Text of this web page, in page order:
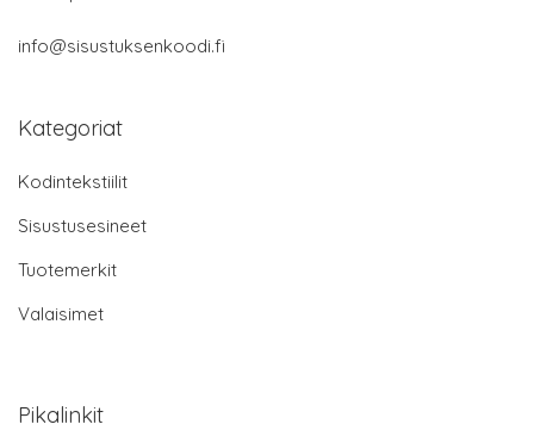
info@sisustuksenkoodi.fi
Kategoriat
Kodintekstiilit
Sisustusesineet
Tuotemerkit
Valaisimet
Pikalinkit